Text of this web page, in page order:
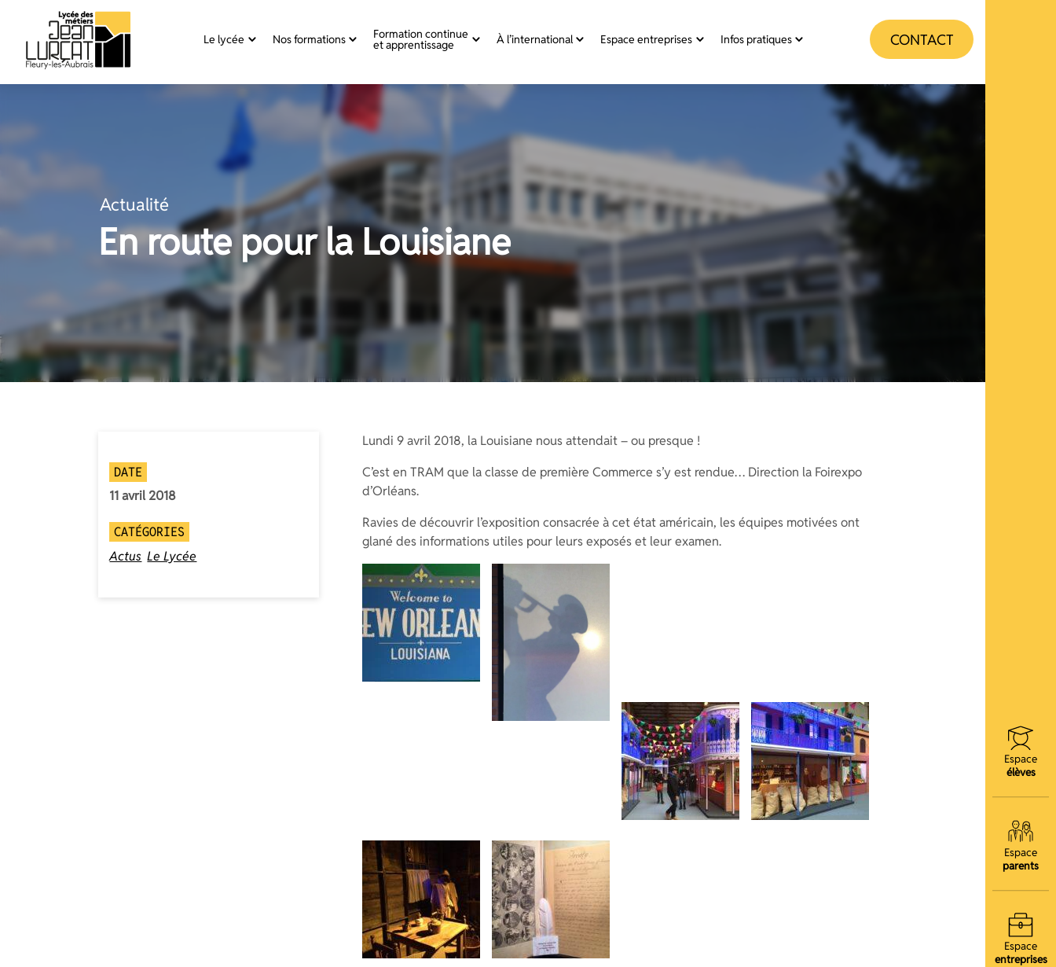
contenu
Le lycée Nos formations Formation continue
et apprentissage À l’international Espace entreprises Infos pratiques CONTACT
Espace
élèves
Espace
parents
Espace
entreprises
Actualité
En route pour la Louisiane
DATE
11 avril 2018
CATÉGORIES
Actus Le Lycée
Lundi 9 avril 2018, la Louisiane nous attendait – ou presque !
C’est en TRAM que la classe de première Commerce s’y est rendue… Direction la Foirexpo
d’Orléans.
Ravies de découvrir l’exposition consacrée à cet état américain, les équipes motivées ont
glané des informations utiles pour leurs exposés et leur examen.
Panneau de gestion des cookies